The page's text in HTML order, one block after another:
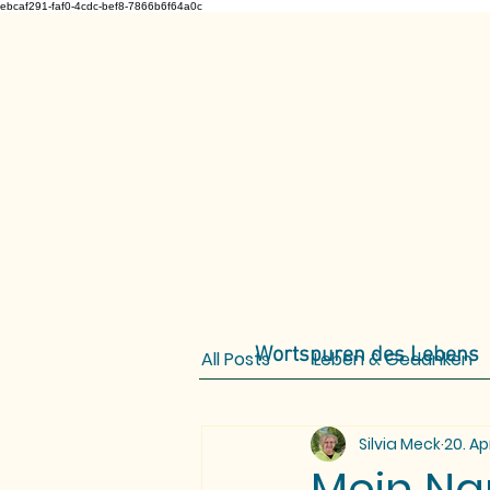
ebcaf291-faf0-4cdc-bef8-7866b6f64a0c
Wortspuren des Lebens
All Posts Leben & Gedanken
Silvia Meck20.